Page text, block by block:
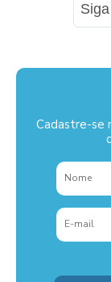
Cadastre-se